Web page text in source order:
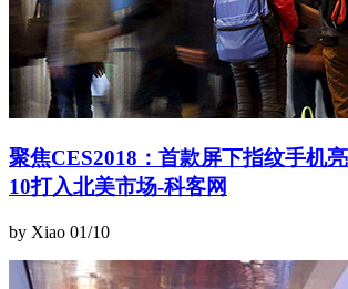
聚焦CES2018：首款屏下指纹手机
10打入北美市场-科客网
by Xiao 01/10